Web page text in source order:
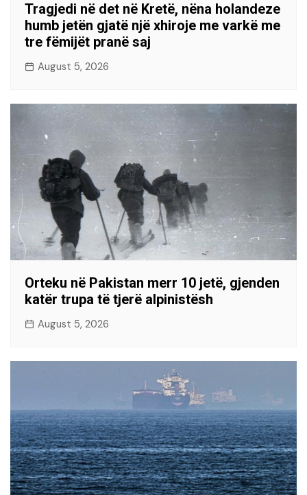
Tragjedi në det në Kretë, nëna holandeze
humb jetën gjatë një xhiroje me varkë me
tre fëmijët pranë saj
August 5, 2026
Orteku në Pakistan merr 10 jetë, gjenden
katër trupa të tjerë alpinistësh
August 5, 2026